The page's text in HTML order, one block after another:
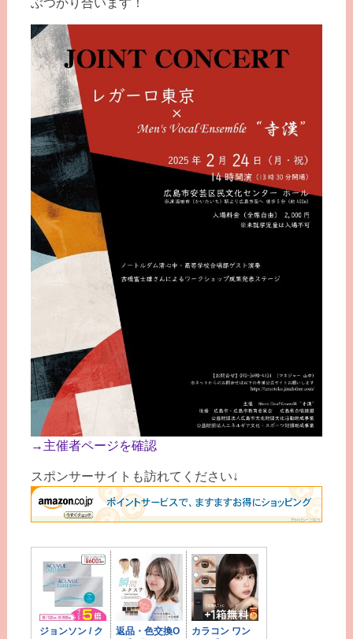
→主催者ページを確認
スポンサーサイトも訪れてください↓